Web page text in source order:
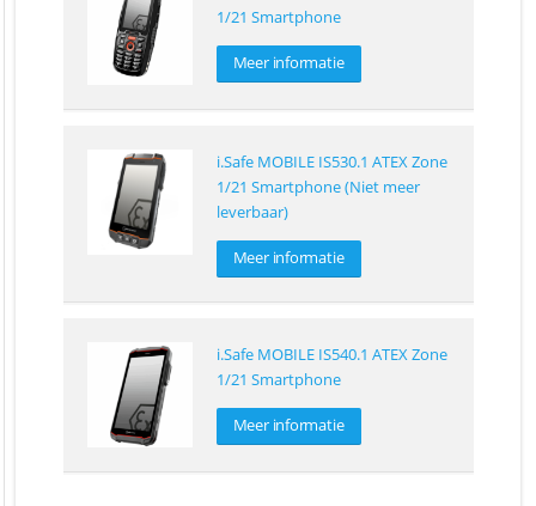
1/21 Smartphone
Meer informatie
i.Safe MOBILE IS530.1 ATEX Zone
1/21 Smartphone (Niet meer
leverbaar)
Meer informatie
i.Safe MOBILE IS540.1 ATEX Zone
1/21 Smartphone
Meer informatie